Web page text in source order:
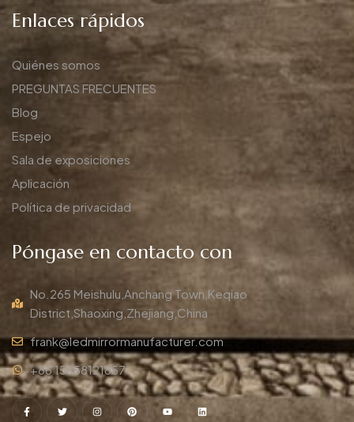
Enlaces rápidos
Quiénes somos
PREGUNTAS FRECUENTES
Blog
Espejo
Sala de exposiciones
Aplicación
Política de privacidad
Póngase en contacto con
No.265 Meishulu,Anchang Town,Keqiao
District,Shaoxing,Zhejiang,China
frank@ledmirrormanufacturer.com
+86 15658121857